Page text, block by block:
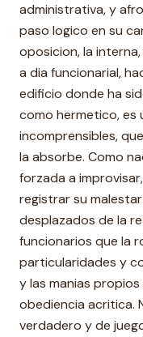
administrativa, y
paso logico en su
oposicion, la
a dia funcionarial,
edificio donde ha
como hermetico, es
incomprensibles,
la absorbe. Como
forzada a
registrar su
desplazados de la
funcionarios que la
particularidades y
y las manias
obediencia acritica.
verdadero y de